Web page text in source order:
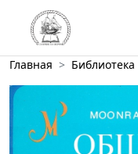
Главная Библиотека